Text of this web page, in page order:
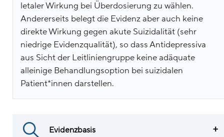
letaler Wirkung bei Überdosierung zu wählen.
Andererseits belegt die Evidenz aber auch keine
direkte Wirkung gegen akute Suizidalität (sehr
niedrige Evidenzqualität), so dass Antidepressiva
aus Sicht der Leitliniengruppe keine adäquate
alleinige Behandlungsoption bei suizidalen
Patient*innen darstellen.
Evidenzbasis